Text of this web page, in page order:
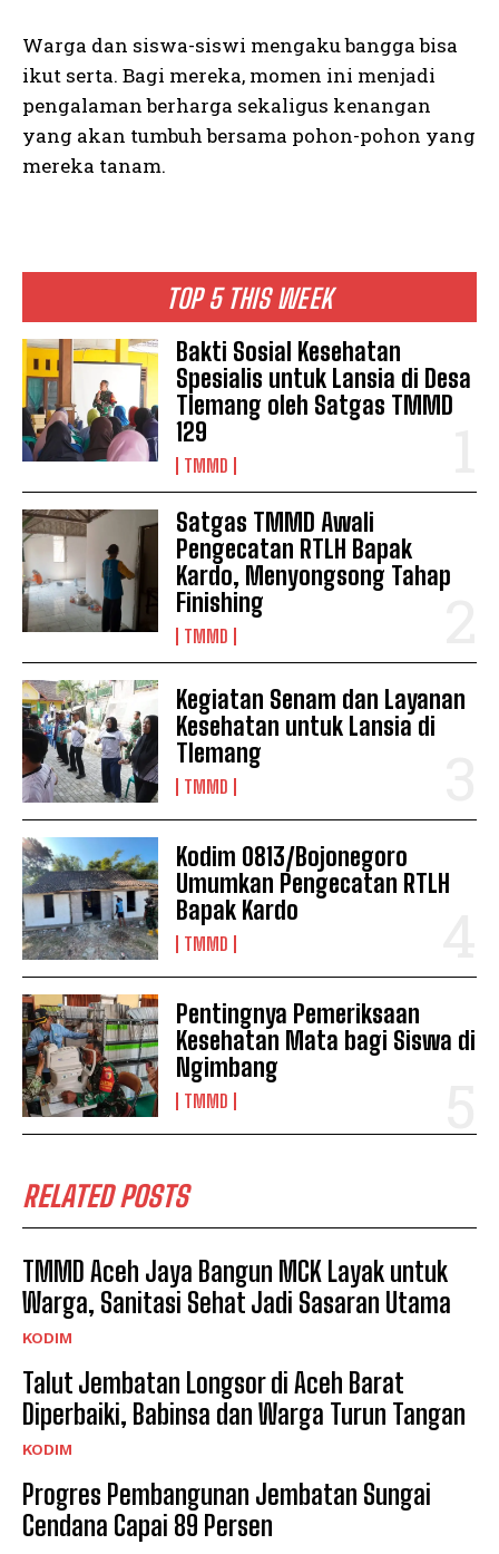
TOP 5 THIS WEEK
Bakti Sosial Kesehatan
Spesialis untuk Lansia di Desa
Tlemang oleh Satgas TMMD
129
TMMD
Satgas TMMD Awali
Pengecatan RTLH Bapak
Kardo, Menyongsong Tahap
Finishing
TMMD
Kegiatan Senam dan Layanan
Kesehatan untuk Lansia di
Tlemang
TMMD
Kodim 0813/Bojonegoro
Umumkan Pengecatan RTLH
Bapak Kardo
TMMD
Pentingnya Pemeriksaan
Kesehatan Mata bagi Siswa di
Ngimbang
TMMD
RELATED POSTS
TMMD Aceh Jaya Bangun MCK Layak untuk
Warga, Sanitasi Sehat Jadi Sasaran Utama
KODIM
Talut Jembatan Longsor di Aceh Barat
Diperbaiki, Babinsa dan Warga Turun Tangan
KODIM
Progres Pembangunan Jembatan Sungai
Cendana Capai 89 Persen
Warga dan siswa-siswi mengaku bangga bisa
ikut serta. Bagi mereka, momen ini menjadi
pengalaman berharga sekaligus kenangan
yang akan tumbuh bersama pohon-pohon yang
mereka tanam.